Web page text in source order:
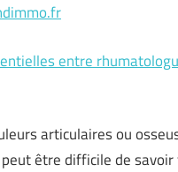
entre
articulaires ou
être difficile de savoir